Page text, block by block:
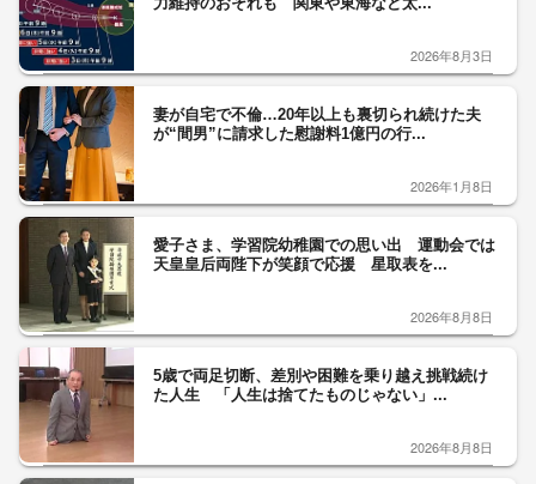
2026年8月3日
妻が自宅で不倫…20年以上も裏切られ続けた夫
が“間男”に請求した慰謝料1億円の行...
2026年1月8日
愛子さま、学習院幼稚園での思い出 運動会では
天皇皇后両陛下が笑顔で応援 星取表を...
2026年8月8日
5歳で両足切断、差別や困難を乗り越え挑戦続け
た人生 「人生は捨てたものじゃない」...
2026年8月8日